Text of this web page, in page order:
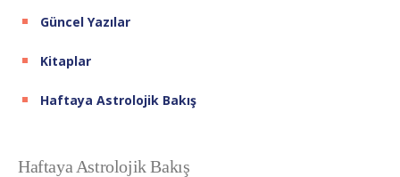
Güncel Yazılar
Kitaplar
Haftaya Astrolojik Bakış
Haftaya Astrolojik Bakış